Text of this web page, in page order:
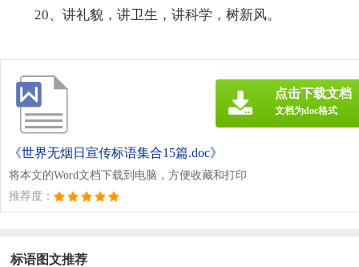
20、讲礼貌，讲卫生，讲科学，树新风。
《世界无烟日宣传标语集合15篇.doc》
将本文的Word文档下载到电脑，方便收藏和打印
推荐度：
点击下载文档
文档为doc格式
标语图文推荐